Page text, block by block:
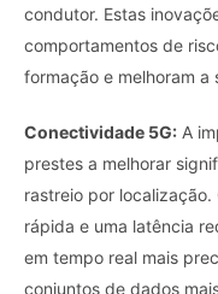
condutor. Estas
comportamentos de
formação e melhoram
Conectividade 5G: A
prestes a melhorar
rastreio por
rápida e uma latência
em tempo real mais
conjuntos de dados